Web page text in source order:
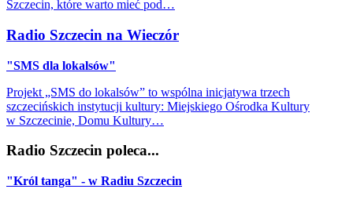
Szczecin, które warto mieć pod…
Radio Szczecin na Wieczór
"SMS dla lokalsów"
Projekt „SMS do lokalsów” to wspólna inicjatywa trzech
szczecińskich instytucji kultury: Miejskiego Ośrodka Kultury
w Szczecinie, Domu Kultury…
Radio Szczecin poleca...
"Król tanga" - w Radiu Szczecin